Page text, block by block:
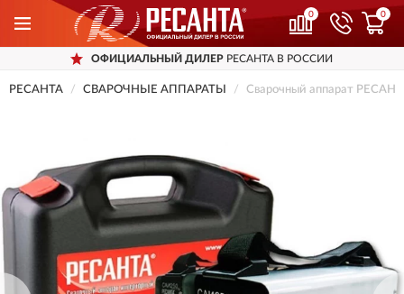
0 0
ОФИЦИАЛЬНЫЙ ДИЛЕРРЕСАНТА В РОССИИ
РЕСАНТА СВАРОЧНЫЕ АППАРАТЫ Сварочный аппарат